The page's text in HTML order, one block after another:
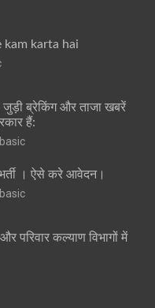
kam karta hai
ब्रेकिंग और ताजा खबरें
हैं:
। ऐसे करे आवेदन।
परिवार कल्याण विभागों में